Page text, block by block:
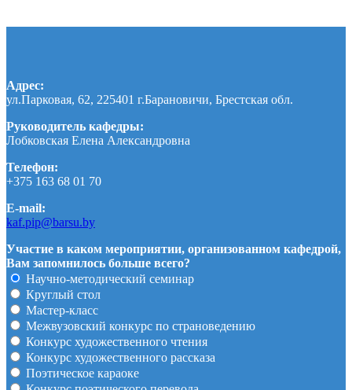
Адрес:
ул.Парковая, 62, 225401 г.Барановичи, Брестская обл.
Руководитель кафедры:
Лобковская Елена Александровна
Телефон:
+375 163 68 01 70
E-mail:
kaf.pip@barsu.by
Участие в каком мероприятии, организованном кафедрой,
Вам запомнилось больше всего?
Научно-методический семинар
Круглый стол
Мастер-класс
Межвузовский конкурс по страноведению
Конкурс художественного чтения
Конкурс художественного рассказа
Поэтическое караоке